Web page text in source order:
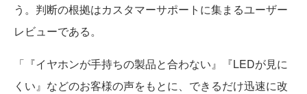
う。判断の根拠はカスタマーサポートに集まるユーザー
レビューである。
「『イヤホンが手持ちの製品と合わない』『LEDが見に
くい』などのお客様の声をもとに、できるだけ迅速に改